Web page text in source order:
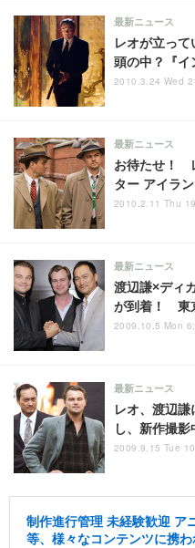
レオが立っ
頭の中？『イ
最新ニュース
2010.3.24 Wed
お待たせ！
ター アイラ
最新ニュース
2010.2.11 Thu
渡辺謙×ディ
が到着！ 東
最新ニュース
2009.10.5 Mon
レオ、渡辺
し、新作撮影
最新ニュース
2009.9.15 Tue
制作進行管理 未経験歓迎 ア
等、様々なコンテンツに携